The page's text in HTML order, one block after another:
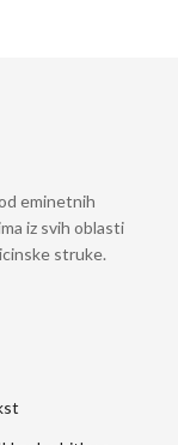
eminetnih
iz svih oblasti
struke.